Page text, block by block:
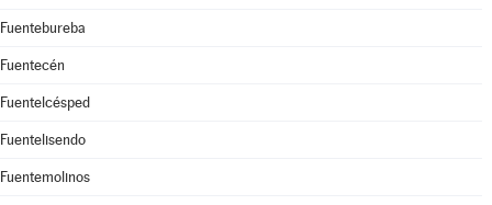
Fuentebureba
Fuentecén
Fuentelcésped
Fuentelisendo
Fuentemolinos